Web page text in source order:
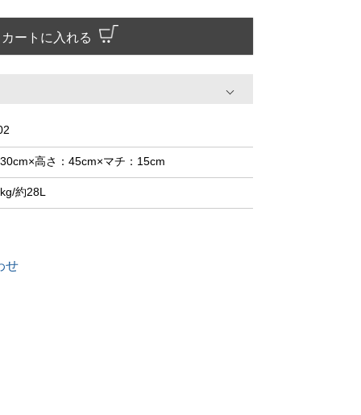
カートに入れる
高さ：45cm×マチ：15cm
約28L
せ